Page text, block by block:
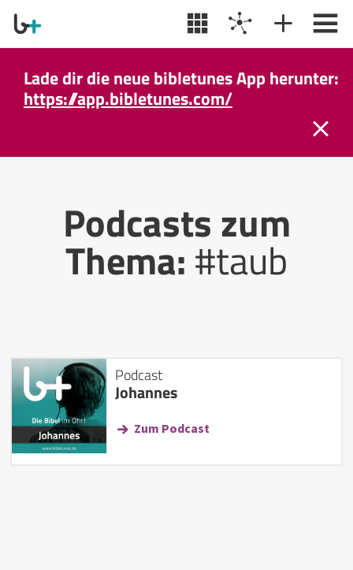
Lade dir die neue bibletunes App herunter:
https://app.bibletunes.com/
Podcasts zum
Thema:#taub
Podcast
Johannes
Zum Podcast